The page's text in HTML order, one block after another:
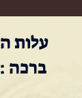
ברכה : 4000 שקלים